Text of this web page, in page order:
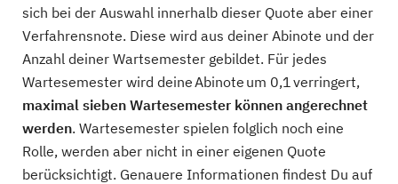
sich bei der Auswahl innerhalb dieser Quote aber einer
Verfahrensnote. Diese wird aus deiner Abinote und der
Anzahl deiner Wartsemester gebildet. Für jedes
Wartesemester wird deine Abinote um 0,1 verringert,
maximal sieben Wartesemester können angerechnet
werden. Wartesemester spielen folglich noch eine
Rolle, werden aber nicht in einer eigenen Quote
berücksichtigt. Genauere Informationen findest Du auf